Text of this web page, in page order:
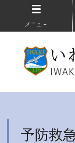
メニュ－
予防救